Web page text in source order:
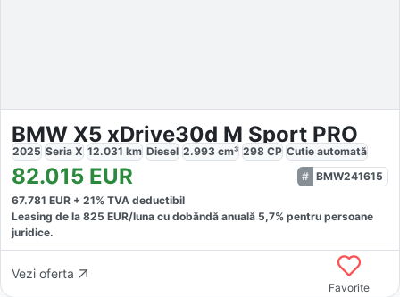
BMW X5 xDrive30d M Sport PRO
2025 Seria X 12.031 km Diesel 2.993 cm³ 298 CP Cutie automată
82.015 EUR
BMW241615
67.781 EUR + 21% TVA deductibil
Leasing de la 825 EUR/luna cu dobăndă anuală 5,7% pentru persoane
juridice.
Vezi oferta
Favorite